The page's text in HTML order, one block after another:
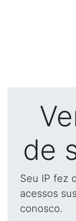
de
Seu IP fez
acessos
conosco.